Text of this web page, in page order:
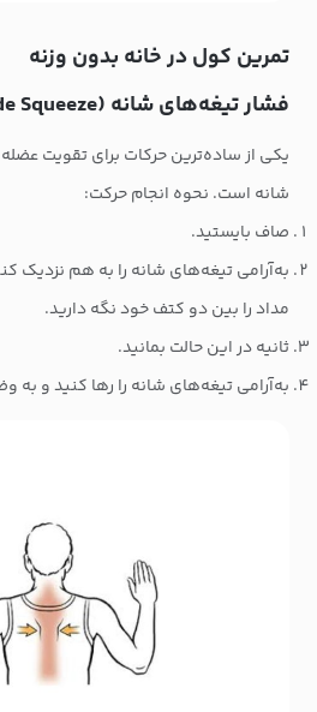
تمرین کول در خانه بدون وزنه
فشار تیغه‌های شانه (Shoulder Blade Squeeze)
یکی از ساده‌ترین حرکات برای تقویت
شانه است. نحوه انجام حرکت:
صاف بایستید.
به‌آرامی تیغه‌های شانه را به هم نزدیک
مداد را بین دو کتف خود نگه دارید.
ثانیه در این حالت بمانید.
به‌آرامی تیغه‌های شانه را رها کنید و به